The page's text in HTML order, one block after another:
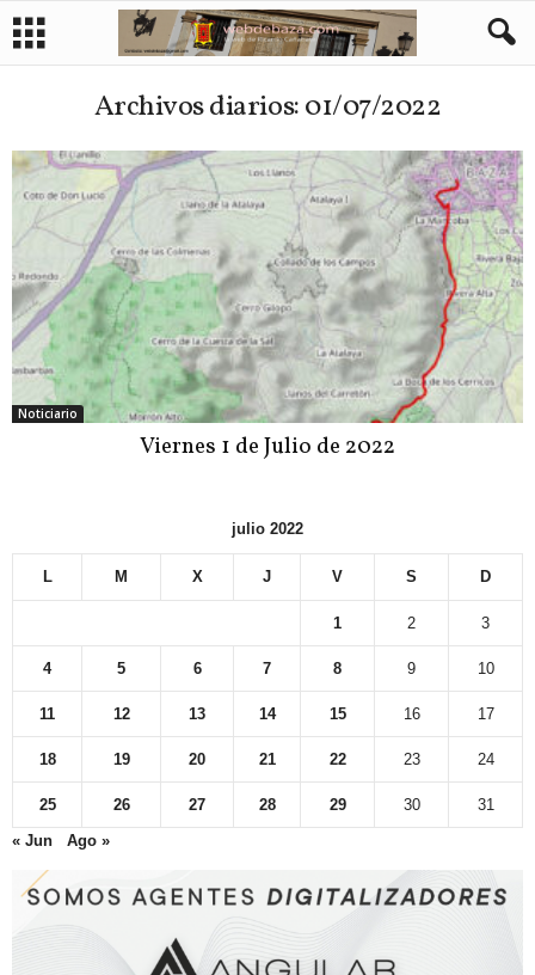
Archivos diarios: 01/07/2022
Noticiario
Viernes 1 de Julio de 2022
julio 2022
L M X J V S D
1 2 3
4 5 6 7 8 9 10
11 12 13 14 15 16 17
18 19 20 21 22 23 24
25 26 27 28 29 30
31
« Jun
Ago »